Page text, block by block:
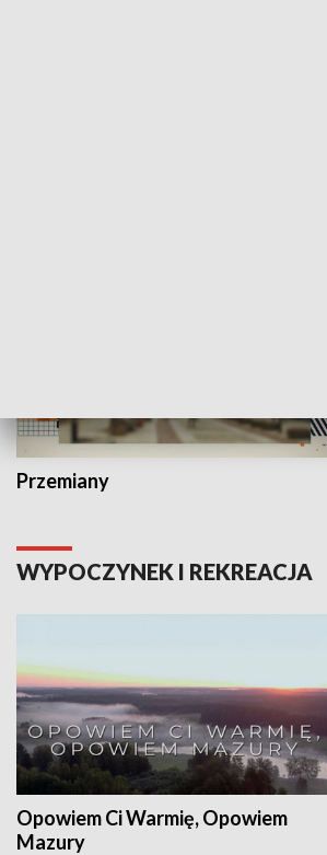
Przemiany
WYPOCZYNEK I REKREACJA
Opowiem Ci Warmię, Opowiem
Mazury